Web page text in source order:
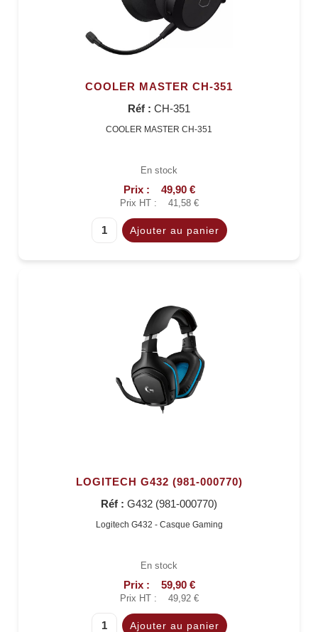
COOLER MASTER CH-351
Réf : CH-351
COOLER MASTER CH-351
En stock
Prix : 49,90 €
Prix HT : 41,58 €
LOGITECH G432 (981-000770)
Réf : G432 (981-000770)
Logitech G432 - Casque Gaming
En stock
Prix : 59,90 €
Prix HT : 49,92 €